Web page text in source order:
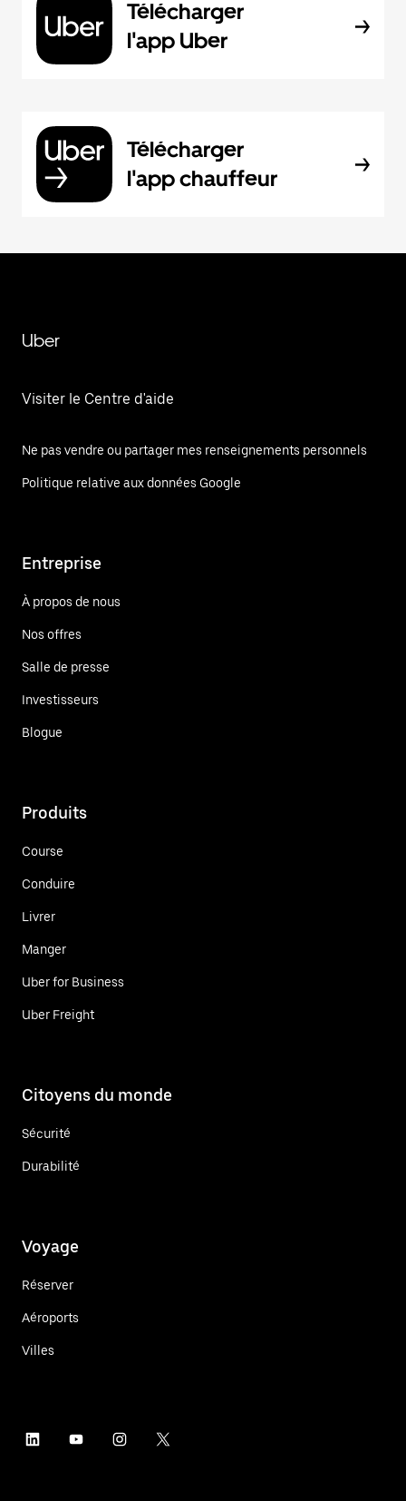
Télécharger
l'app Uber
Télécharger
l'app chauffeur
Uber
Visiter le Centre d'aide
Ne pas vendre ou partager mes renseignements personnels
Politique relative aux données Google
Entreprise
À propos de nous
Nos offres
Salle de presse
Investisseurs
Blogue
Produits
Course
Conduire
Livrer
Manger
Uber for Business
Uber Freight
Citoyens du monde
Sécurité
Durabilité
Voyage
Réserver
Aéroports
Villes